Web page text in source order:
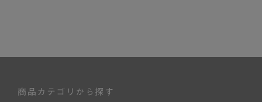
ません。
商品カテゴリから探す